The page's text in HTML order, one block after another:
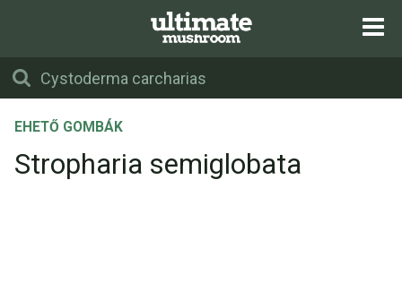
EHETŐ GOMBÁK
Stropharia semiglobata